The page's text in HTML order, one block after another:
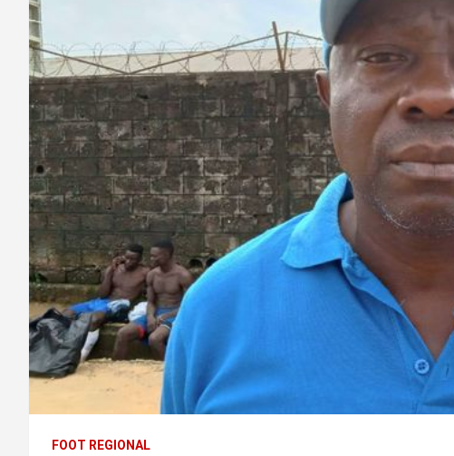
FOOT REGIONAL